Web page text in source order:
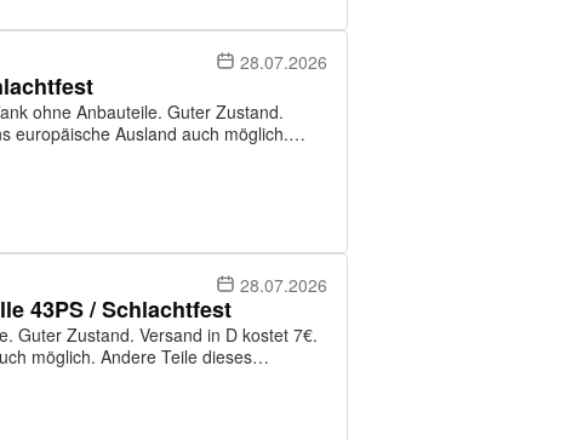
28.07.2026
ohne Anbauteile. Guter Zustand.
europäische Ausland auch möglich.
Bezahlung kann per PayPal
28.07.2026
43PS / Schlachtfest
Guter Zustand. Versand in D kostet 7€.
möglich. Andere Teile dieses
kann per PayPal an Freunde, oder per